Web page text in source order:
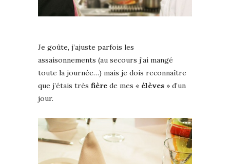
Je goûte, j’ajuste parfois les
assaisonnements (au secours j’ai mangé
toute la journée…) mais je dois reconnaître
que j’étais très fière de mes « élèves » d’un
jour.